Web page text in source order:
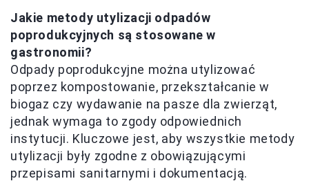
Jakie metody utylizacji odpadów
poprodukcyjnych są stosowane w
gastronomii?
Odpady poprodukcyjne można utylizować
poprzez kompostowanie, przekształcanie w
biogaz czy wydawanie na pasze dla zwierząt,
jednak wymaga to zgody odpowiednich
instytucji. Kluczowe jest, aby wszystkie metody
utylizacji były zgodne z obowiązującymi
przepisami sanitarnymi i dokumentacją.